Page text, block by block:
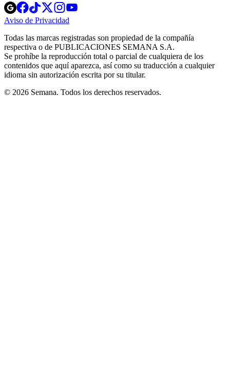
Opens
in
new
Opens
in
new
Opens
in
new
window
Opens
new
windowwindow
Aviso de Privacidad
new
window
Todas las marcas registradas son propiedad de la compañía
respectiva o de PUBLICACIONES SEMANA S.A.
Se prohíbe la reproducción total o parcial de cualquiera de los
contenidos que aquí aparezca, así como su traducción a cualquier
idioma sin autorización escrita por su titular.
© 2026 Semana. Todos los derechos reservados.